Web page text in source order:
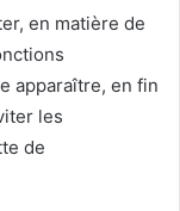
en matière de
apparaître, en fin
les
de